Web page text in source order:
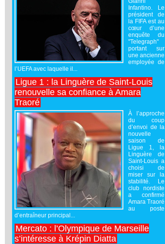
Infantino. Le
président de
la FIFA est au
cœur d’une
enquête du
"Telegraph"
portant sur
une ancienne
employée de
l’UEFA avec laquelle il...
Ligue 1 : la Linguère de Saint-Louis
renouvelle sa confiance à Amara
Traoré
À l’approche
du coup
d’envoi de la
nouvelle
saison de
Ligue 1, la
Linguère de
Saint-Louis a
choisi de
miser sur la
stabilité. Le
club nordiste
a confirmé
Amara Traoré
au poste
d’entraîneur principal...
Mercato : l’Olympique de Marseille
s’intéresse à Krépin Diatta